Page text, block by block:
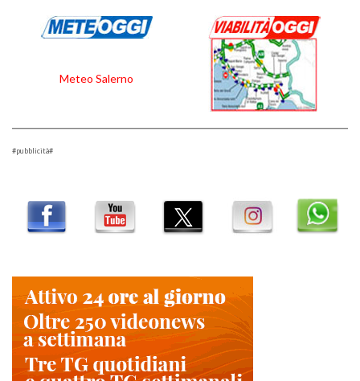
Meteo Salerno
#pubblicità#